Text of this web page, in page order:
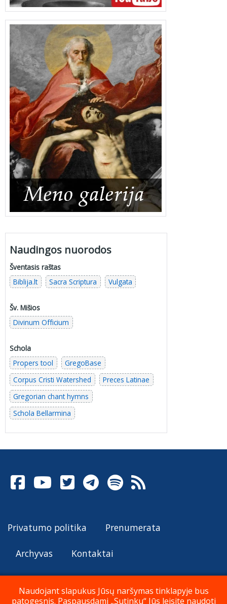
Naudingos nuorodos
Šventasis raštas
Biblija.lt
Sacra Scriptura Vulgata
Šv. Mišios
Divinum Officium
Schola
Propers tool
GregoBase
Corpus Cristi Watershed
Preces Latinae
Gregorian chant hymns
Schola Bellarmina
Privatumo politika Prenumerata
Archyvas Kontaktai
Naudojant slapukus Jūsų naršymas tinklapyje bus
patogesnis. Paspausdami „Sutinku“ Jūs leisite naudoti